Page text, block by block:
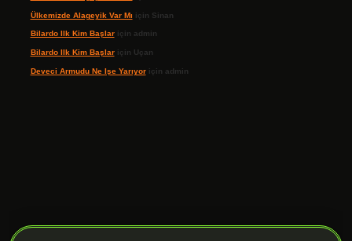
Ülkemizde Alageyik Var Mı için Sinan
Bilardo Ilk Kim Başlariçin admin
Bilardo Ilk Kim Başlariçin Uçan
Deveci Armudu Ne Işe Yarıyoriçin admin